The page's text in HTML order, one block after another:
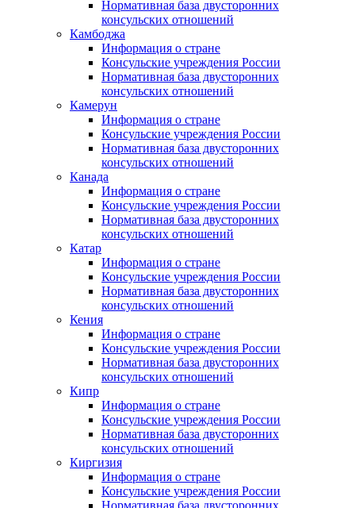
Нормативная база двусторонних
консульских отношений
Камбоджа
Информация о стране
Консульские учреждения России
Нормативная база двусторонних
консульских отношений
Камерун
Информация о стране
Консульские учреждения России
Нормативная база двусторонних
консульских отношений
Канада
Информация о стране
Консульские учреждения России
Нормативная база двусторонних
консульских отношений
Катар
Информация о стране
Консульские учреждения России
Нормативная база двусторонних
консульских отношений
Кения
Информация о стране
Консульские учреждения России
Нормативная база двусторонних
консульских отношений
Кипр
Информация о стране
Консульские учреждения России
Нормативная база двусторонних
консульских отношений
Киргизия
Информация о стране
Консульские учреждения России
Нормативная база двусторонних